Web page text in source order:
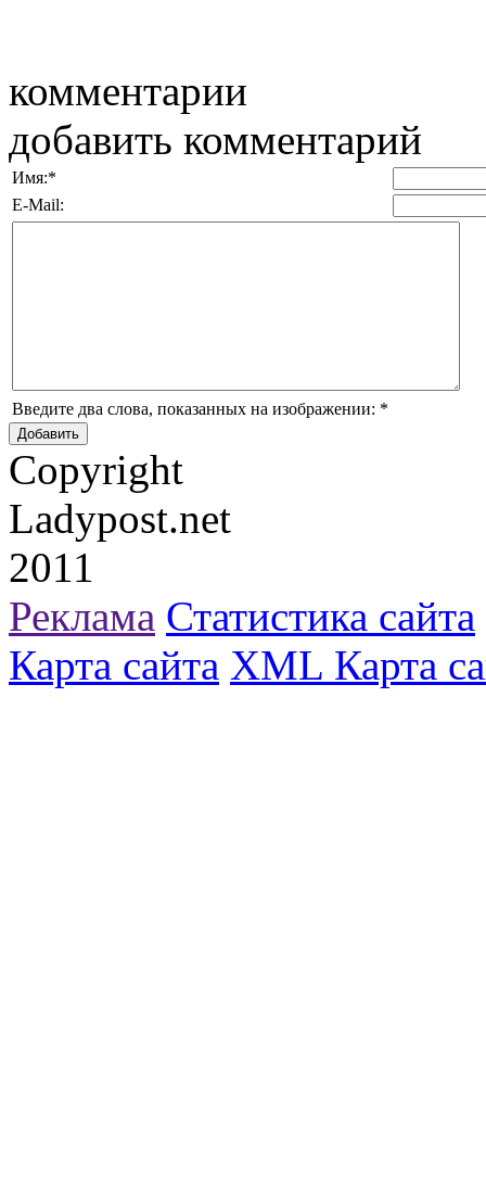
комментарии
добавить комментарий
Имя:*
E-Mail:
Введите два слова, показанных на изображении: *
Copyright
Ladypost.net
2011
Реклама Статистика сайта
Карта сайта XML Карта